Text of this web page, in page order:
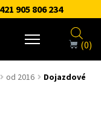
905 806 234
(0)
od 2016
Dojazdové